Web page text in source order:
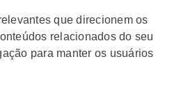
que direcionem os
relacionados do seu
para manter os usuários